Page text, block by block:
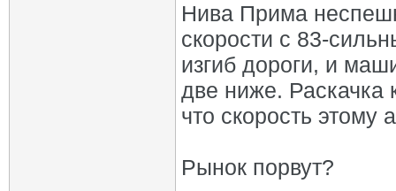
Нива Прима
скорости с
изгиб дороги, и
две ниже. Раскачка
что скорость
Рынок порвут?